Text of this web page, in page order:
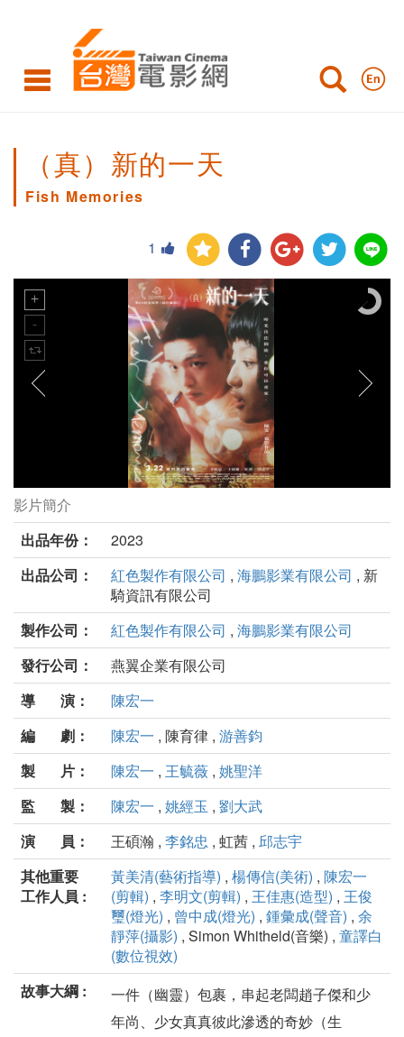
（真）新的一天
Fish Memories
1
（真）新的一天劇照
影片簡介
出品年份：
2023
出品公司：
紅色製作有限公司 , 海鵬影業有限公司 , 新
騎資訊有限公司
製作公司：
紅色製作有限公司 , 海鵬影業有限公司
發行公司：
燕翼企業有限公司
導 演：
陳宏一
編 劇：
陳宏一 , 陳育律 , 游善鈞
製 片：
陳宏一 , 王毓薇 , 姚聖洋
監 製：
陳宏一 , 姚經玉 , 劉大武
演 員：
王碩瀚 , 李銘忠 , 虹茜 , 邱志宇
其他重要
工作人員 :
黃美清(藝術指導) , 楊傳信(美術) , 陳宏一
(剪輯) , 李明文(剪輯) , 王佳惠(造型) , 王俊
璽(燈光) , 曾中成(燈光) , 鍾彙成(聲音) , 余
靜萍(攝影) , Simon Whitheld(音樂) , 童譯白
(數位視效)
故事大綱 :
一件（幽靈）包裹，串起老闆趙子傑和少
年尚、少女真真彼此滲透的奇妙（生